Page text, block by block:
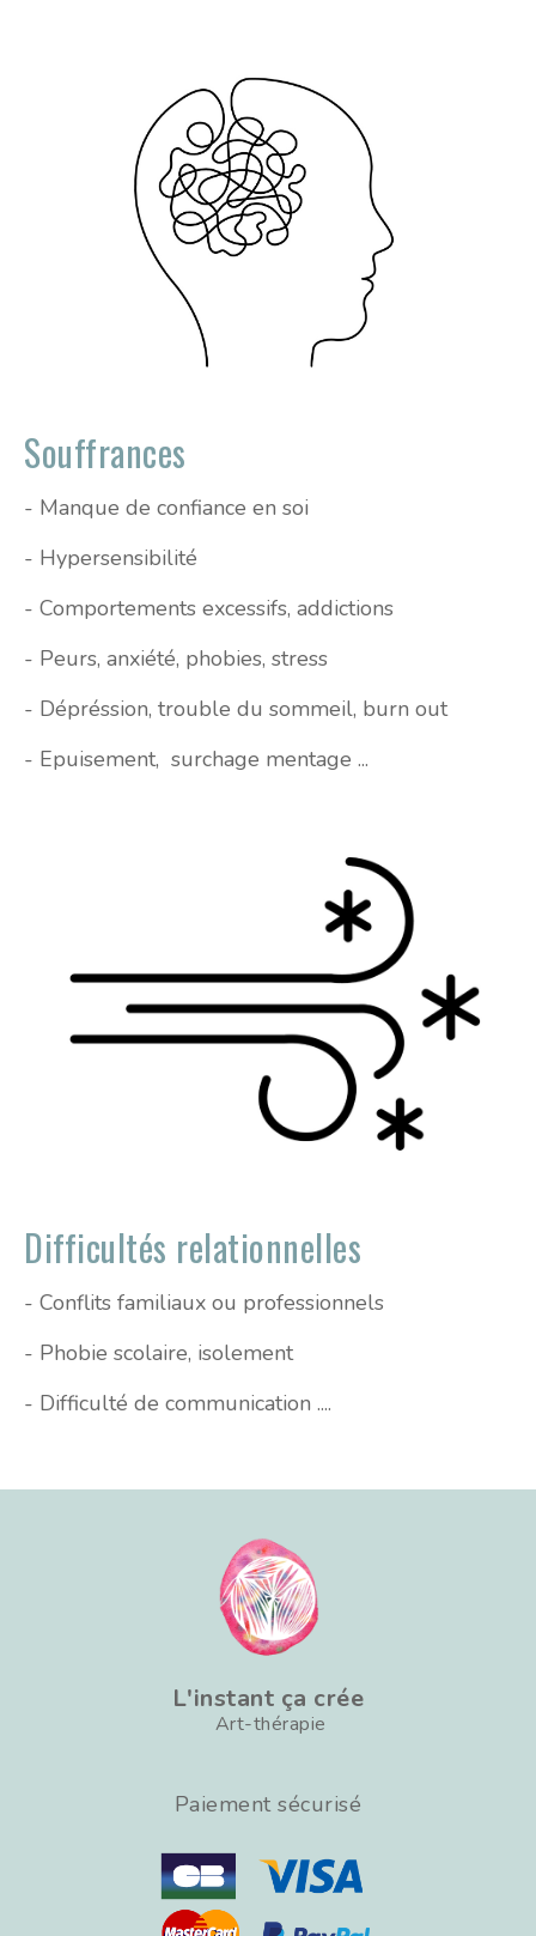
Souffrances
- Manque de confiance en soi
- Hypersensibilité
- Comportements excessifs, addictions
- Peurs, anxiété, phobies, stress
- Dépréssion, trouble du sommeil, burn out
- Epuisement, surchage mentage ...
Difficultés relationnelles
- Conflits familiaux ou professionnels
- Phobie scolaire, isolement
- Difficulté de communication ....
L'instant ça crée
Art-thérapie
Paiement sécurisé